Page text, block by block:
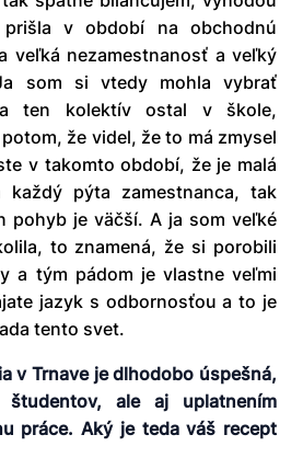
v období na obchodnú
veľká nezamestnanosť a veľký
som si vtedy mohla vybrať
ten kolektív ostal v škole,
že videl, že to má zmysel
v takomto období, že je malá
každý pýta zamestnanca, tak
pohyb je väčší. A ja som veľké
to znamená, že si porobili
a tým pádom je vlastne veľmi
jazyk s odbornosťou a to je
tento svet.
v Trnave je dlhodobo úspešná,
ale aj uplatnením
práce. Aký je teda váš recept